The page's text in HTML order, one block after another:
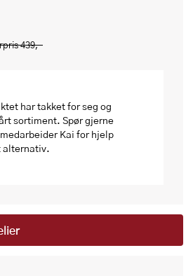
439,-
har takket for seg og
sortiment. Spør gjerne
Kai for hjelp
alternativ.